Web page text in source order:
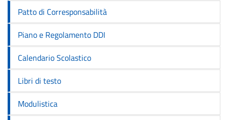
Patto di Corresponsabilità
Piano e Regolamento DDI
Calendario Scolastico
Libri di testo
Modulistica